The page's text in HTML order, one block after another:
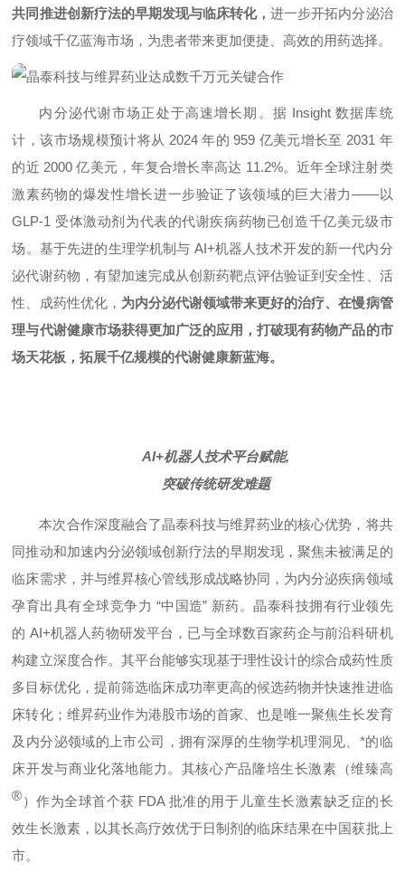
共同推进创新疗法的早期发现与临床转化，进一步开拓内分泌治
疗领域千亿蓝海市场，为患者带来更加便捷、高效的用药选择。
内分泌代谢市场正处于高速增长期。据 Insight 数据库统
计，该市场规模预计将从 2024 年的 959 亿美元增长至 2031 年
的近 2000 亿美元，年复合增长率高达 11.2%。近年全球注射类
激素药物的爆发性增长进一步验证了该领域的巨大潜力——以
GLP-1 受体激动剂为代表的代谢疾病药物已创造千亿美元级市
场。基于先进的生理学机制与 AI+机器人技术开发的新一代内分
泌代谢药物，有望加速完成从创新药靶点评估验证到安全性、活
性、成药性优化， 为内分泌代谢领域带来更好的治疗、在慢病管
理与代谢健康市场获得更加广泛的应用，打破现有药物产品的市
场天花板，拓展千亿规模的代谢健康新蓝海。
AI+机器人技术平台赋能,
突破传统研发难题
本次合作深度融合了晶泰科技与维昇药业的核心优势，将共
同推动和加速内分泌领域创新疗法的早期发现，聚焦未被满足的
临床需求，并与维昇核心管线形成战略协同，为内分泌疾病领域
孕育出具有全球竞争力 “中国造” 新药。晶泰科技拥有行业领先
的 AI+机器人药物研发平台，已与全球数百家药企与前沿科研机
构建立深度合作。其平台能够实现基于理性设计的综合成药性质
多目标优化，提前筛选临床成功率更高的候选药物并快速推进临
床转化；维昇药业作为港股市场的首家、也是唯一聚焦生长发育
及内分泌领域的上市公司，拥有深厚的生物学机理洞见、*的临
床开发与商业化落地能力。其核心产品隆培生长激素（维臻高
®）作为全球首个获 FDA 批准的用于儿童生长激素缺乏症的长
效生长激素，以其长高疗效优于日制剂的临床结果在中国获批上
市。